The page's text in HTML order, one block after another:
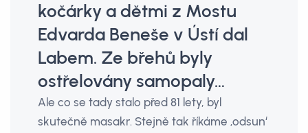
kočárky a dětmi z Mostu
Edvarda Beneše v Ústí dal
Labem. Ze břehů byly
ostřelovány samopaly…
Ale co se tady stalo před 81 lety, byl
skutečně masakr. Stejně tak říkáme ‚odsun‘